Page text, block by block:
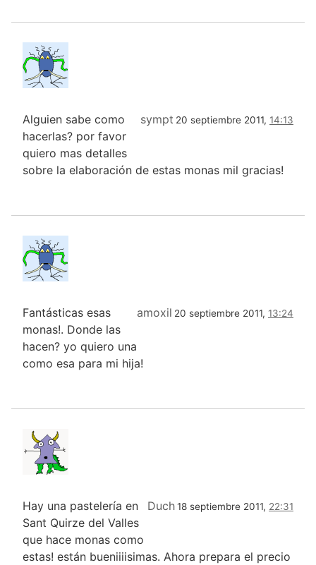
sympt 20 septiembre 2011, 14:13
Alguien sabe como
hacerlas? por favor
quiero mas detalles
sobre la elaboración de estas monas mil gracias!
amoxil 20 septiembre 2011, 13:24
Fantásticas esas
monas!. Donde las
hacen? yo quiero una
como esa para mi hija!
Duch18 septiembre 2011, 22:31
Hay una pastelería en
Sant Quirze del Valles
que hace monas como
estas! están bueniiiisimas. Ahora prepara el precio